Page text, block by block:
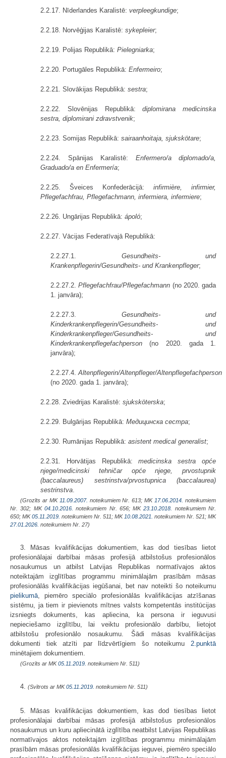
2.2.17. Nīderlandes Karalistē: verpleegkundige;
2.2.18. Norvēģijas Karalistē: sykepleier;
2.2.19. Polijas Republikā: Pielegniarka;
2.2.20. Portugāles Republikā: Enfermeiro;
2.2.21. Slovākijas Republikā: sestra;
2.2.22. Slovēnijas Republikā:diplomirana medicinska
sestra, diplomirani zdravstvenik;
2.2.23. Somijas Republikā: sairaanhoitaja, sjukskötare;
2.2.24. Spānijas Karalistē: Enfermero/a diplomado/a,
Graduado/a en Enfermería;
2.2.25. Šveices Konfederācijā: infirmière, infirmier,
Pflegefachfrau, Pflegefachmann, infermiera, infermiere;
2.2.26. Ungārijas Republikā: ápoló;
2.2.27. Vācijas Federatīvajā Republikā:
2.2.27.1. Gesundheits- und
Krankenpflegerin/Gesundheits- und Krankenpfleger;
2.2.27.2.Pflegefachfrau/Pflegefachmann (no 2020. gada
1. janvāra);
2.2.27.3. Gesundheits- und
Kinderkrankenpflegerin/Gesundheits- und
Kinderkrankenpfleger/Gesundheits- und
Kinderkrankenpflegefachperson(no 2020. gada 1.
janvāra);
2.2.27.4. Altenpflegerin/Altenpfleger/Altenpflegefachperson
(no 2020. gada 1. janvāra);
2.2.28. Zviedrijas Karalistē: sjuksköterska;
2.2.29. Bulgārijas Republikā: Медицинска сестра;
2.2.30. Rumānijas Republikā: asistent medical generalist;
2.2.31. Horvātijas Republikā:medicinska sestra opće
njege/medicinski tehničar opće njege, prvostupnik
(baccalaureus) sestrinstva/prvostupnica (baccalaurea)
sestrinstva
(Grozīts ar MK 11.09.2007. noteikumiem Nr. 613; MK 17.06.2014. noteikumiem
Nr. 302; MK 04.10.2016. noteikumiem Nr. 656; MK23.10.2018.
noteikumiem Nr.
650; MK05.11.2019. noteikumiem Nr. 511; MK 10.08.2021. noteikumiem Nr. 521; MK
27.01.2026. noteikumiem Nr. 27)
3. Māsas kvalifikācijas dokumentiem, kas dod tiesības lietot
profesionālajai darbībai māsas profesijā atbilstošus profesionālos
nosaukumus un atbilst Latvijas Republikas normatīvajos aktos
noteiktajām izglītības programmu minimālajām prasībām māsas
profesionālās kvalifikācijas iegūšanai, bet nav noteikti šo noteikumu
pielikumā , piemēro speciālo profesionālās kvalifikācijas atzīšanas
sistēmu, ja tiem ir pievienots mītnes valsts kompetentās institūcijas
izsniegts dokuments, kas apliecina, ka persona ir ieguvusi
nepieciešamo izglītību, lai veiktu profesionālo darbību, lietojot
atbilstošu profesionālo nosaukumu. Šādi māsas kvalifikācijas
dokumenti tiek atzīti par līdzvērtīgiem šo noteikumu 2.punktā
minētajiem dokumentiem.
(Grozīts ar MK05.11.2019. noteikumiem Nr. 511)
4. (Svītrots ar MK05.11.2019. noteikumiem Nr. 511)
5. Māsas kvalifikācijas dokumentiem, kas dod tiesības lietot
profesionālajai darbībai māsas profesijā atbilstošus profesionālos
nosaukumus un kuru apliecinātā izglītība neatbilst Latvijas Republikas
normatīvajos aktos noteiktajām izglītības programmu minimālajām
prasībām māsas profesionālās kvalifikācijas ieguvei, piemēro speciālo